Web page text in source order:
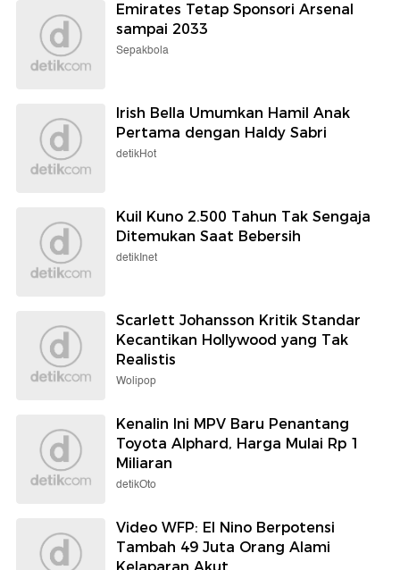
Emirates Tetap Sponsori Arsenal
sampai 2033
Sepakbola
Irish Bella Umumkan Hamil Anak
Pertama dengan Haldy Sabri
detikHot
Kuil Kuno 2.500 Tahun Tak Sengaja
Ditemukan Saat Bebersih
detikInet
Scarlett Johansson Kritik Standar
Kecantikan Hollywood yang Tak
Realistis
Wolipop
Kenalin Ini MPV Baru Penantang
Toyota Alphard, Harga Mulai Rp 1
Miliaran
detikOto
Video WFP: El Nino Berpotensi
Tambah 49 Juta Orang Alami